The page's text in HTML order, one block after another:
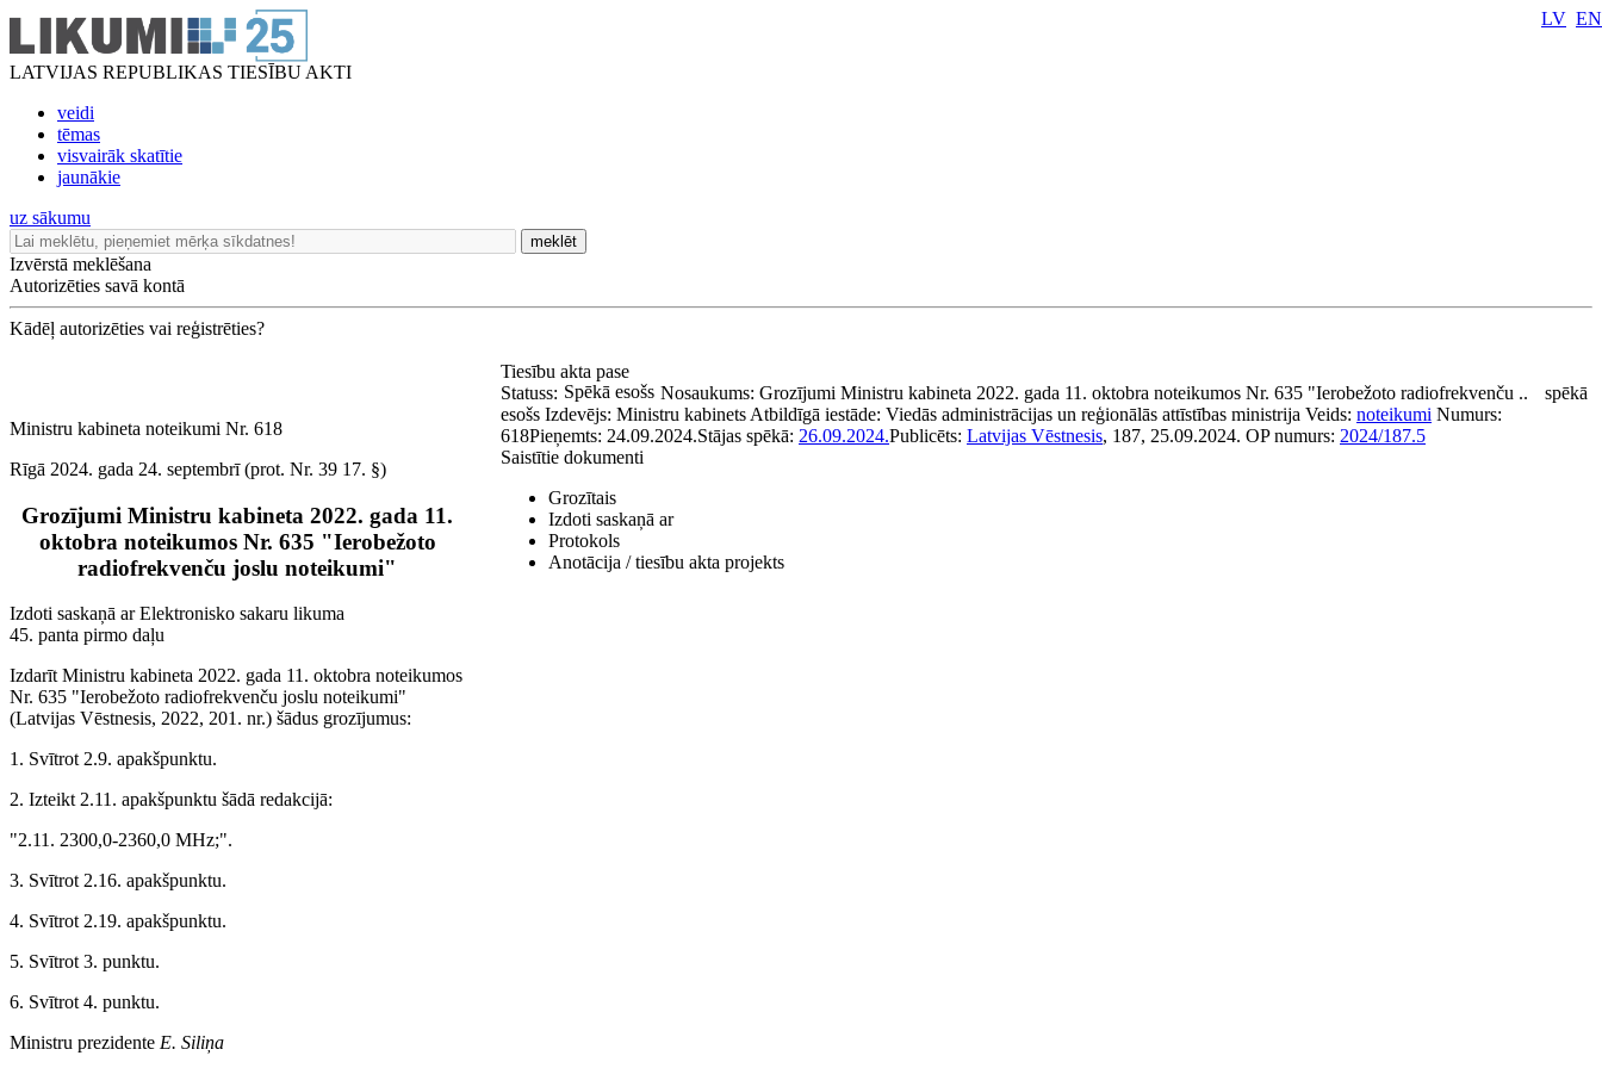
LATVIJAS REPUBLIKAS TIESĪBU AKTI
veidi
tēmas
visvairāk skatītie
jaunākie
LV EN
uz sākumu
meklēt
Izvērstā meklēšana
Autorizēties savā kontā
Kādēļ autorizēties vai reģistrēties?
Ministru kabineta noteikumi Nr. 618
Rīgā 2024. gada 24. septembrī (prot. Nr. 39 17. §)
Grozījumi Ministru kabineta 2022. gada 11.
oktobra noteikumos Nr. 635 "Ierobežoto
radiofrekvenču joslu noteikumi"
Izdoti saskaņā ar Elektronisko sakaru likuma
45. panta pirmo daļu
Izdarīt Ministru kabineta 2022. gada 11. oktobra noteikumos
Nr. 635 "Ierobežoto radiofrekvenču joslu noteikumi"
(Latvijas Vēstnesis, 2022, 201. nr.) šādus grozījumus:
1. Svītrot 2.9. apakšpunktu.
2. Izteikt 2.11. apakšpunktu šādā redakcijā:
"2.11. 2300,0-2360,0 MHz;".
3. Svītrot 2.16. apakšpunktu.
4. Svītrot 2.19. apakšpunktu.
5. Svītrot 3. punktu.
6. Svītrot 4. punktu.
Ministru prezidente E. Siliņa
Tiesību akta pase
Nosaukums: Grozījumi Ministru kabineta 2022. gada 11. oktobra noteikumos Nr. 635 "Ierobežoto radiofrekvenču ..
Statuss: Spēkā esošs
spēkā
esošs Izdevējs: Ministru kabinets Atbildīgā iestāde: Viedās administrācijas un reģionālās attīstības ministrija Veids: noteikumi Numurs:
618Pieņemts: 24.09.2024.Stājas spēkā: 26.09.2024.Publicēts: Latvijas Vēstnesis, 187, 25.09.2024. OP numurs: 2024/187.5
Saistītie dokumenti
Grozītais
Izdoti saskaņā ar
Protokols
Anotācija / tiesību akta projekts